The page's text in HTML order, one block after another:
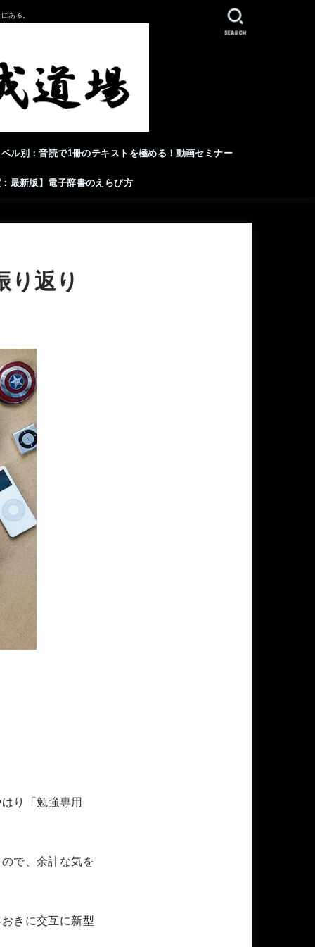
ある。
ベル別：音読で1冊のテキストを極める！動画セミナー
：最新版】電子辞書のえらび方
SEARCH
り返り
り「勉強専用
で、余計な気を
きに交互に新型